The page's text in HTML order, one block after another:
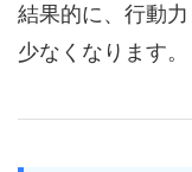
結果的に、行動
少なくなります。